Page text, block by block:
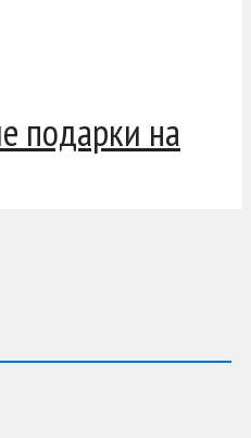
подарки на